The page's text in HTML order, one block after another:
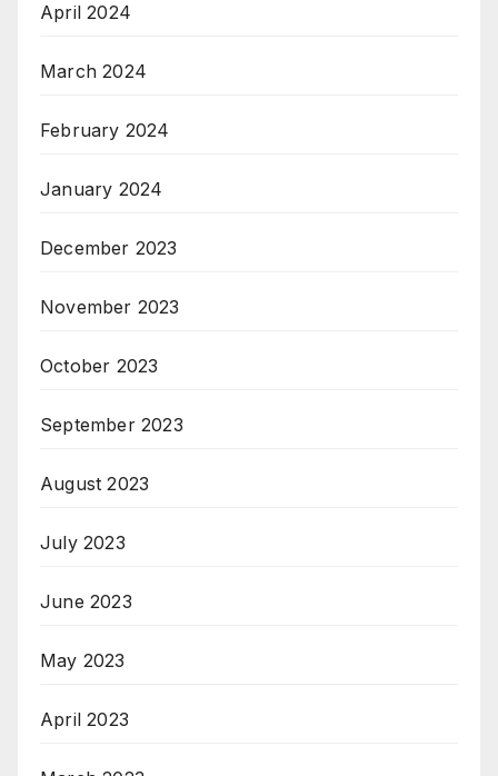
April 2024
March 2024
February 2024
January 2024
December 2023
November 2023
October 2023
September 2023
August 2023
July 2023
June 2023
May 2023
April 2023